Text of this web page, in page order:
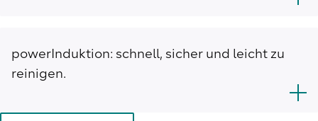
powerInduktion: schnell, sicher und leicht zu
reinigen.